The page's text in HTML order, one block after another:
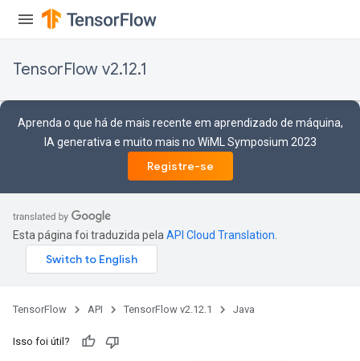
TensorFlow v2.12.1
Aprenda o que há de mais recente em aprendizado de máquina,
IA generativa e muito mais no WiML Symposium 2023
Registre-se
Esta página foi traduzida pela API Cloud Translation
TensorFlow API TensorFlow v2.12.1 Java
Isso foi útil?